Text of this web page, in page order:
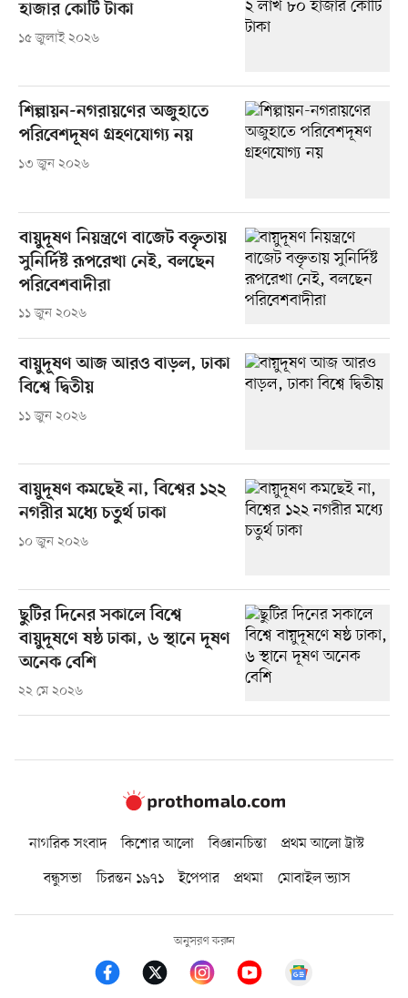
হাজার কোটি টাকা
১৫ জুলাই ২০২৬
শিল্পায়ন-নগরায়ণের অজুহাতে
পরিবেশদূষণ গ্রহণযোগ্য নয়
১৩ জুন ২০২৬
বায়ুদূষণ নিয়ন্ত্রণে বাজেট বক্তৃতায়
সুনির্দিষ্ট রূপরেখা নেই, বলছেন
পরিবেশবাদীরা
১১ জুন ২০২৬
বায়ুদূষণ আজ আরও বাড়ল, ঢাকা
বিশ্বে দ্বিতীয়
১১ জুন ২০২৬
বায়ুদূষণ কমছেই না, বিশ্বের ১২২
নগরীর মধ্যে চতুর্থ ঢাকা
১০ জুন ২০২৬
ছুটির দিনের সকালে বিশ্বে
বায়ুদূষণে ষষ্ঠ ঢাকা, ৬ স্থানে দূষণ
অনেক বেশি
২২ মে ২০২৬
নাগরিক সংবাদ কিশোর আলো বিজ্ঞানচিন্তা
প্রথম আলো ট্রাস্ট
বন্ধুসভা
চিরন্তন ১৯৭১ ইপেপার প্রথমা মোবাইল ভ্যাস
অনুসরণ করুন